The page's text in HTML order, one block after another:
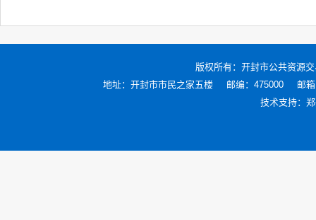
版权所有： 开封市公共资源
地址：开封市市民之家五楼
邮编：475000
邮
技术支持：